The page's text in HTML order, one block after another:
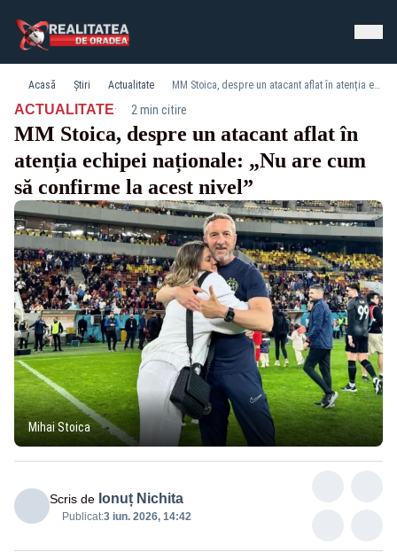
Acasă Știri Actualitate MM Stoica, despre un atacant aflat în atenția echipei naționale: „Nu are cum să confirme la acest nivel”
ACTUALITATE· 2 min citire
MM Stoica, despre un atacant aflat în
atenția echipei naționale: „Nu are cum
să confirme la acest nivel”
Mihai Stoica
Scris de Ionuț Nichita
Publicat:3 iun. 2026, 14:42